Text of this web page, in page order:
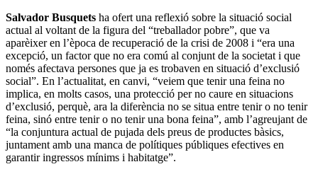
Salvador Busquets ha ofert una reflexió sobre la situació social
actual al voltant de la figura del “treballador pobre”, que va
aparèixer en l’època de recuperació de la crisi de 2008 i “era una
excepció, un factor que no era comú al conjunt de la societat i que
només afectava persones que ja es trobaven en situació d’exclusió
social”. En l’actualitat, en canvi, “veiem que tenir una feina no
implica, en molts casos, una protecció per no caure en situacions
d’exclusió, perquè, ara la diferència no se situa entre tenir o no tenir
feina, sinó entre tenir o no tenir una bona feina”, amb l’agreujant de
“la conjuntura actual de pujada dels preus de productes bàsics,
juntament amb una manca de polítiques públiques efectives en
garantir ingressos mínims i habitatge”.